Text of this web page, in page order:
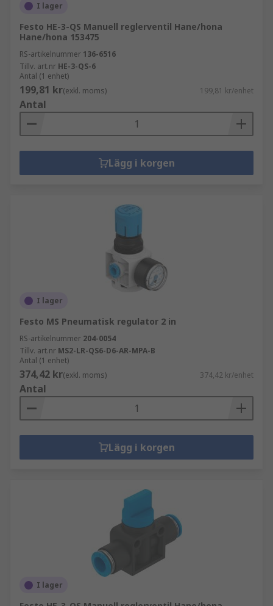
I lager
Festo HE-3-QS Manuell reglerventil Hane/hona
Hane/hona 153475
RS-artikelnummer 136-6516
Tillv. art.nr HE-3-QS-6
Antal (1 enhet)
199,81 kr(exkl. moms) 199,81 kr/enhet
Antal
Lägg i korgen
I lager
Festo MS Pneumatisk regulator 2 in
RS-artikelnummer 204-0054
Tillv. art.nr MS2-LR-QS6-D6-AR-MPA-B
Antal (1 enhet)
374,42 kr(exkl. moms) 374,42 kr/enhet
Antal
Lägg i korgen
I lager